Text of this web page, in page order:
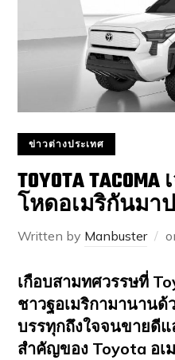
ข่าวต่างประเทศ
TOYOTA
โหดอเมริกันมา
Written by Manbuster
เกือบสามทศวรรษที่
ชาวฐอเมริกามานาน
บรรทุกถึงใจจนขายดี
สำคัญของ Toyota อเ